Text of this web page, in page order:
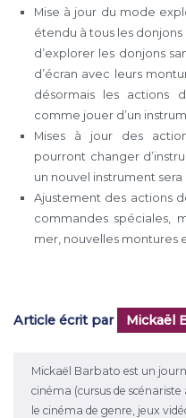
Mise à jour du mode
étendu à tous les
d’explorer les donjons
d’écran avec leurs
désormais les actions
comme jouer d’un
Mises à jour des
pourront changer
un nouvel instrument sera
Ajustement des actions
commandes spéciales,
mer, nouvelles montures
Article écrit par Mickaël
Mickaël Barbato est un
cinéma (cursus de
le cinéma de genre, jeux